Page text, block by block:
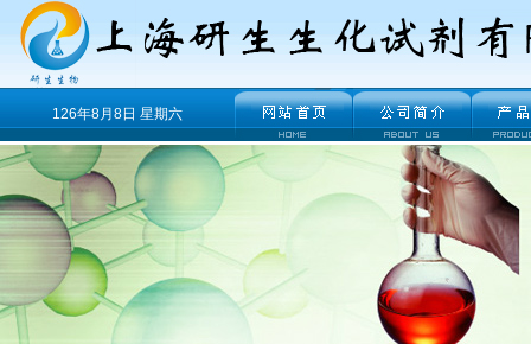
126年8月8日 星期六